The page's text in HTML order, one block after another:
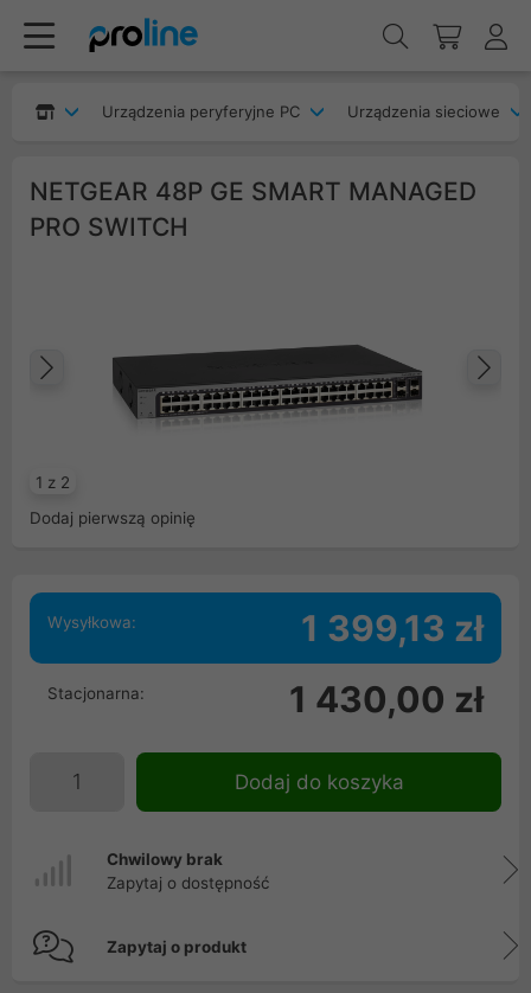
Urządzenia peryferyjne PC Urządzenia sieciowe
NETGEAR 48P GE SMART MANAGED
PRO SWITCH
1 z 2
Poprzedni
Dodaj pierwszą opinię
Wysyłkowa: 1 399,13 zł
Stacjonarna: 1 430,00 zł
Dodaj do koszyka
Chwilowy brak
Zapytaj o dostępność
Zapytaj o produkt